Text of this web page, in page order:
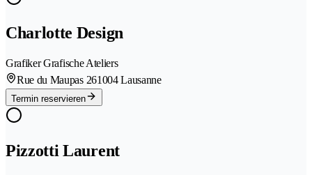
Charlotte Design
Grafiker Grafische Ateliers
Rue du Maupas 261004 Lausanne
Termin reservieren
Pizzotti Laurent